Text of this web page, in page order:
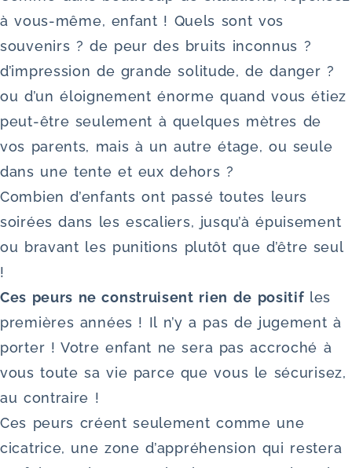
à vous-même, enfant ! Quels sont vos
souvenirs ? de peur des bruits inconnus ?
d’impression de grande solitude, de danger ?
ou d’un éloignement énorme quand vous étiez
peut-être seulement à quelques mètres de
vos parents, mais à un autre étage, ou seule
dans une tente et eux dehors ?
Combien d’enfants ont passé toutes leurs
soirées dans les escaliers, jusqu’à épuisement
ou bravant les punitions plutôt que d’être seul
!
Ces peurs ne construisent rien de positif les
premières années ! Il n’y a pas de jugement à
porter ! Votre enfant ne sera pas accroché à
vous toute sa vie parce que vous le sécurisez,
au contraire !
Ces peurs créent seulement comme une
cicatrice, une zone d’appréhension qui restera